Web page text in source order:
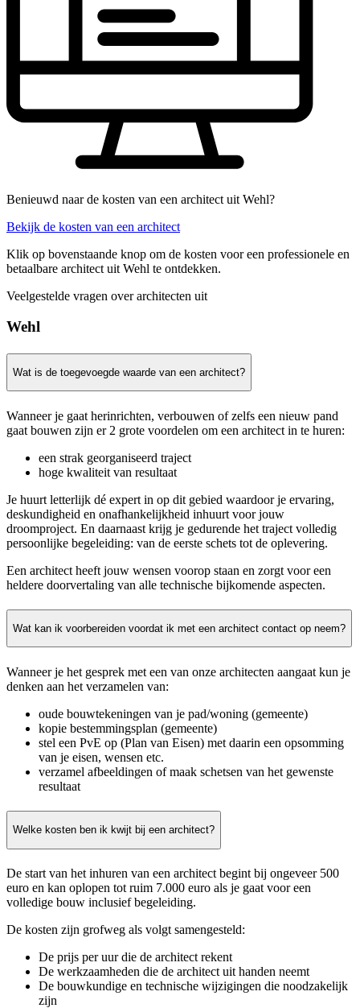
Benieuwd naar de kosten van een architect uit Wehl?
Bekijk de kosten van een architect
Klik op bovenstaande knop om de kosten voor een professionele en
betaalbare architect uit Wehl te ontdekken.
Veelgestelde vragen over architecten uit
Wehl
Wat is de toegevoegde waarde van een architect?
Wanneer je gaat herinrichten, verbouwen of zelfs een nieuw pand
gaat bouwen zijn er 2 grote voordelen om een architect in te huren:
een strak georganiseerd traject
hoge kwaliteit van resultaat
Je huurt letterlijk dé expert in op dit gebied waardoor je ervaring,
deskundigheid en onafhankelijkheid inhuurt voor jouw
droomproject. En daarnaast krijg je gedurende het traject volledig
persoonlijke begeleiding: van de eerste schets tot de oplevering.
Een architect heeft jouw wensen voorop staan en zorgt voor een
heldere doorvertaling van alle technische bijkomende aspecten.
Wat kan ik voorbereiden voordat ik met een architect contact op neem?
Wanneer je het gesprek met een van onze architecten aangaat kun je
denken aan het verzamelen van:
oude bouwtekeningen van je pad/woning (gemeente)
kopie bestemmingsplan (gemeente)
stel een PvE op (Plan van Eisen) met daarin een opsomming
van je eisen, wensen etc.
verzamel afbeeldingen of maak schetsen van het gewenste
resultaat
Welke kosten ben ik kwijt bij een architect?
De start van het inhuren van een architect begint bij ongeveer 500
euro en kan oplopen tot ruim 7.000 euro als je gaat voor een
volledige bouw inclusief begeleiding.
De kosten zijn grofweg als volgt samengesteld:
De prijs per uur die de architect rekent
De werkzaamheden die de architect uit handen neemt
De bouwkundige en technische wijzigingen die noodzakelijk
zijn